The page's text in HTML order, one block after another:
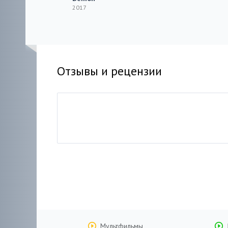
2017
Отзывы и рецензии
Мультфильмы